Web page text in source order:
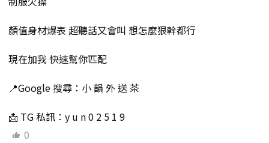
顏值身材爆表 超聽話又會叫 想怎麼狠幹都行
現在加我 快速幫你匹配
📍Google 搜尋：小 韻 外 送 茶
📩 TG 私訊：y u n 0 2 5 1 9
0